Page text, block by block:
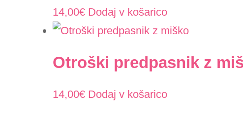
14,00€ Dodaj v košarico
Otroški predpasnik z
14,00€ Dodaj v košarico